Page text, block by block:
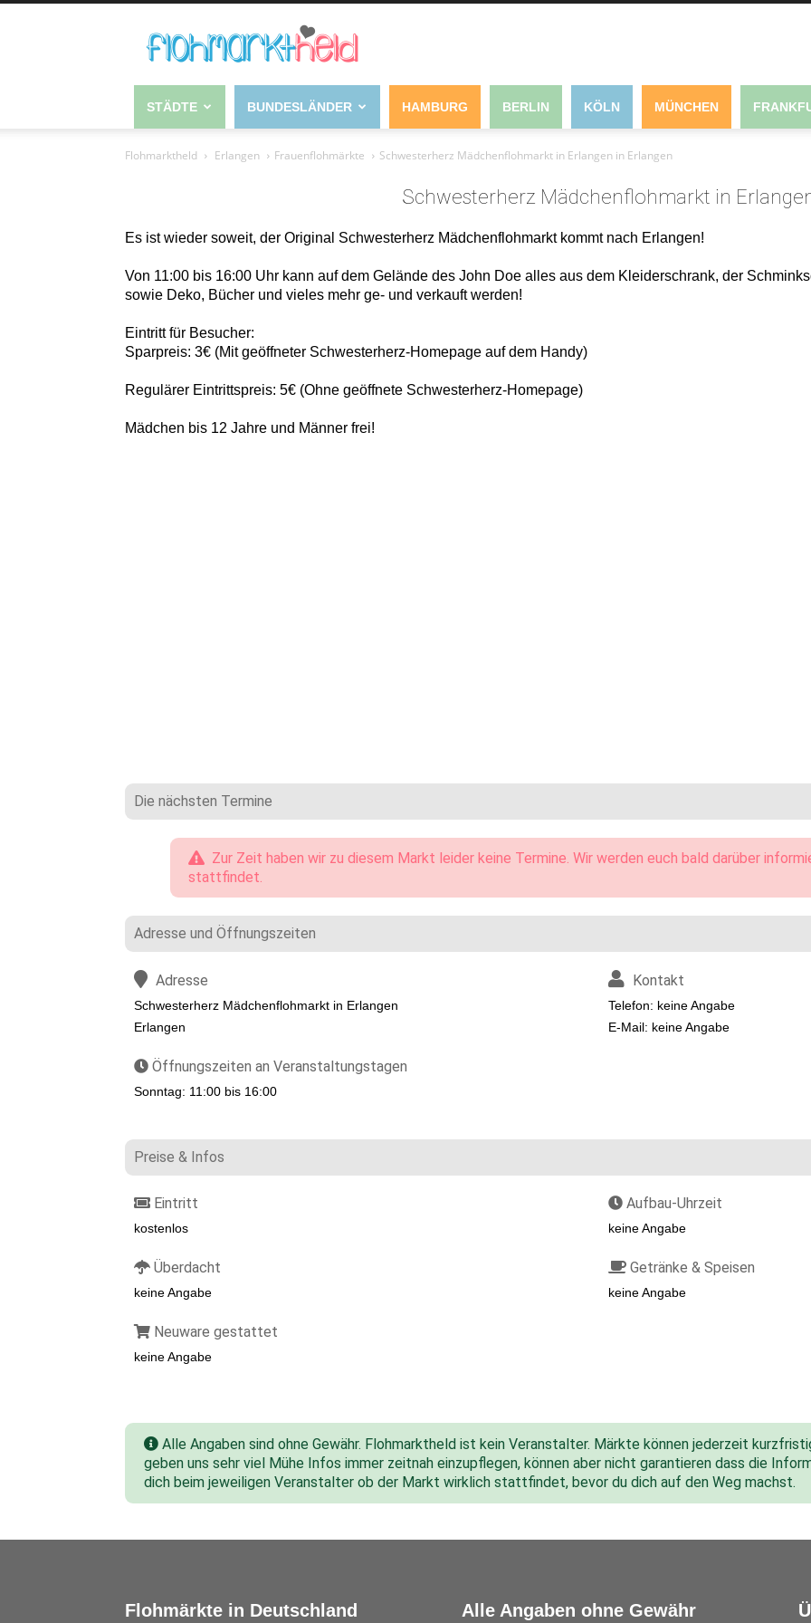
STÄDTE BUNDESLÄNDER HAMBURG BERLIN KÖLN MÜNCHEN
Flohmarktheld Erlangen Frauenflohmärkte Schwesterherz Mädchenflohmarkt in Erlangen in Erlangen
Schwesterherz Mädchenflohmarkt in
Es ist wieder soweit, der Original Schwesterherz Mädchenflohmarkt kommt nach Erlangen!
Von 11:00 bis 16:00 Uhr kann auf dem Gelände des John Doe alles aus dem Kleiderschrank, der
sowie Deko, Bücher und vieles mehr ge- und verkauft werden!
Eintritt für Besucher:
Sparpreis: 3€ (Mit geöffneter Schwesterherz-Homepage auf dem Handy)
Regulärer Eintrittspreis: 5€ (Ohne geöffnete Schwesterherz-Homepage)
Mädchen bis 12 Jahre und Männer frei!
Die nächsten Termine
Zur Zeit haben wir zu diesem Markt leider keine Termine. Wir werden euch bald darüber
stattfindet.
Adresse und Öffnungszeiten
Adresse
Schwesterherz Mädchenflohmarkt in Erlangen
Erlangen
Kontakt
Telefon: keine Angabe
E-Mail: keine Angabe
Öffnungszeiten an Veranstaltungstagen
Sonntag: 11:00 bis 16:00
Preise & Infos
Eintritt
kostenlos
Aufbau-Uhrzeit
keine Angabe
Überdacht
keine Angabe
Getränke & Speisen
keine Angabe
Neuware gestattet
keine Angabe
Alle Angaben sind ohne Gewähr. Flohmarktheld ist kein Veranstalter. Märkte können jederzeit
geben uns sehr viel Mühe Infos immer zeitnah einzupflegen, können aber nicht garantieren dass die
dich beim jeweiligen Veranstalter ob der Markt wirklich stattfindet, bevor du dich auf den Weg machst.
Flohmärkte in Deutschland Alle Angaben ohne Gewähr